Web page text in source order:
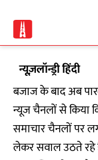
न्यूज़लॉन्ड्री हिंदी
बजाज के बाद अब
न्यूज चैनलों से किया
समाचार चैनलों पर
लेकर सवाल उठते रहे